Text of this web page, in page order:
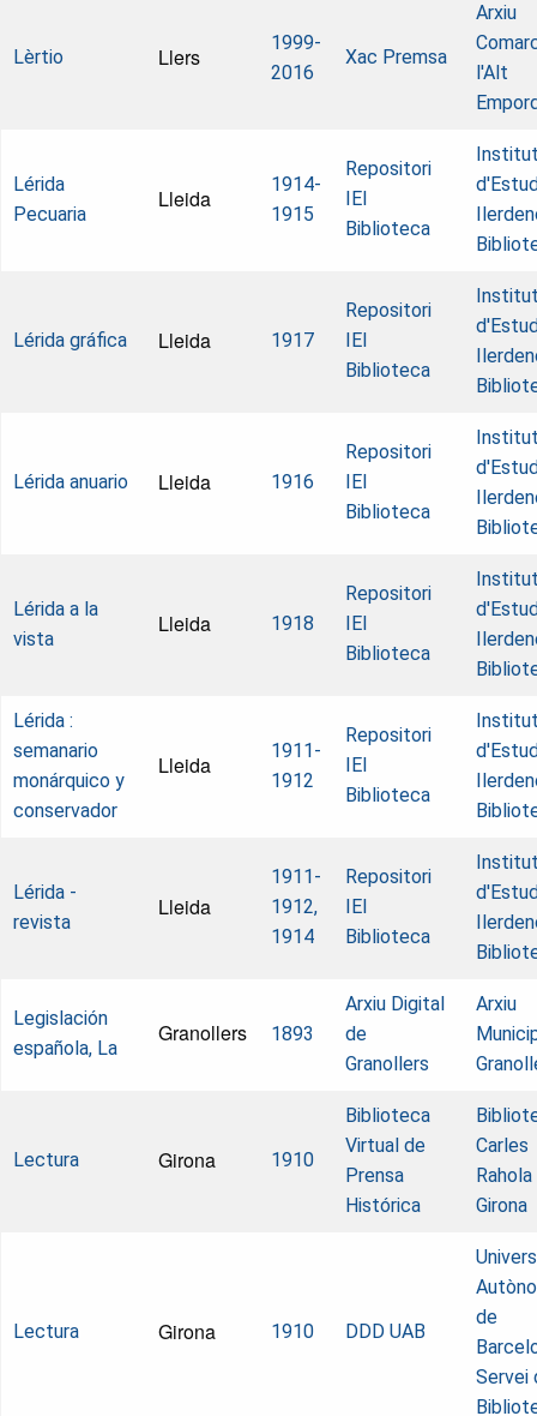
Lèrtio Llers
1999-
2016
Xac Premsa
Arxiu
l'Alt
Lérida
Pecuaria
Lleida
1914-
1915
Repositori
IEI
Biblioteca
Lérida gráfica Lleida 1917
Repositori
IEI
Biblioteca
Lérida anuario Lleida 1916
Repositori
IEI
Biblioteca
Lérida a la
vista
Lleida 1918
Repositori
IEI
Biblioteca
Lérida :
semanario
monárquico y
conservador
Lleida
1911-
1912
Repositori
IEI
Biblioteca
Lérida -
revista
Lleida
1911-
1912,
1914
Repositori
IEI
Biblioteca
Legislación
española, La
Granollers 1893
Arxiu Digital
de
Granollers
Arxiu
Lectura Girona 1910
Biblioteca
Virtual de
Prensa
Histórica
Carles
Girona
Lectura Girona 1910 DDD UAB
de
Servei